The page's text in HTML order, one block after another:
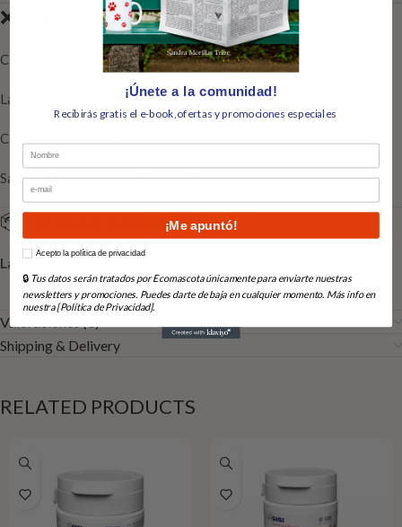
❌ Libre de…
Cereales
Lactosa
Colorantes artificiales
Saborizantes y conservantes artificiales
📦 Formato disponible:
Latas de 400 g
Valoraciones (0)
Shipping & Delivery
RELATED PRODUCTS
¡Únete a la comunidad!
Recibirás gratis el e-book,ofertas y promociones especiales
Nombre
Email
¡Me apuntó!
How would you like to hear from us?
Acepto la política de privacidad
🔒 Tus datos serán tratados por Ecomascota únicamente para enviarte nuestras
newsletters y promociones. Puedes darte de baja en cualquier momento. Más info en
nuestra [Política de Privacidad].